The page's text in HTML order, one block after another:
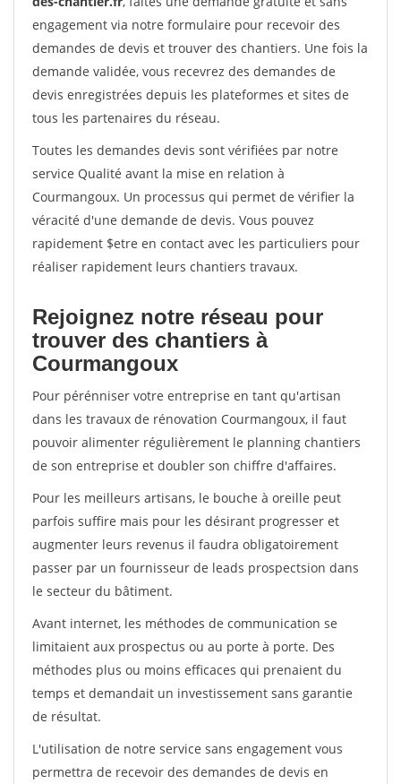
engagement via notre formulaire pour recevoir des
demandes de devis et trouver des chantiers. Une fois la
demande validée, vous recevrez des demandes de
devis enregistrées depuis les plateformes et sites de
tous les partenaires du réseau.
Toutes les demandes devis sont vérifiées par notre
service Qualité avant la mise en relation à
Courmangoux. Un processus qui permet de vérifier la
véracité d'une demande de devis. Vous pouvez
rapidement $etre en contact avec les particuliers pour
réaliser rapidement leurs chantiers travaux.
Rejoignez notre réseau pour
trouver des chantiers à
Courmangoux
Pour pérénniser votre entreprise en tant qu'artisan
dans les travaux de rénovation Courmangoux, il faut
pouvoir alimenter régulièrement le planning chantiers
de son entreprise et doubler son chiffre d'affaires.
Pour les meilleurs artisans, le bouche à oreille peut
parfois suffire mais pour les désirant progresser et
augmenter leurs revenus il faudra obligatoirement
passer par un fournisseur de leads prospectsion dans
le secteur du bâtiment.
Avant internet, les méthodes de communication se
limitaient aux prospectus ou au porte à porte. Des
méthodes plus ou moins efficaces qui prenaient du
temps et demandait un investissement sans garantie
de résultat.
L'utilisation de notre service sans engagement vous
permettra de recevoir des demandes de devis en